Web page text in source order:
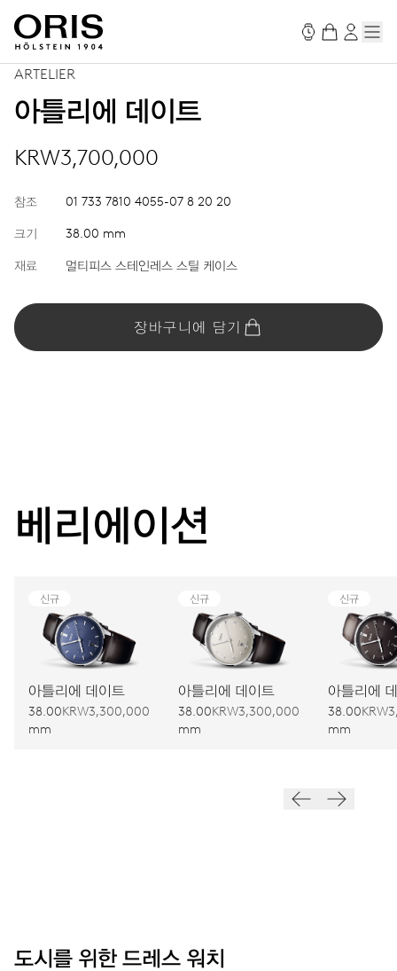
ARTELIER
아틀리에 데이트
KRW3,700,000
참조 01 733 7810 4055-07 8 20 20
크기 38.00 mm
재료 멀티피스 스테인레스 스틸 케이스
장바구니에 담기
베리에이션
신규
아틀리에 데이트
38.00
mm
KRW3,300,000
신규
아틀리에 데이트
38.00
mm
KRW3,300,000
신규
아틀리에
38.00
mm
도시를 위한 드레스 워치